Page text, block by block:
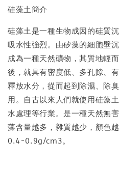
硅藻土簡介
硅藻土是一種生物成因的硅質
吸水性強烈。由矽藻的細胞壁
成為一種天然礦物，其質地輕
後，就具有密度低、多孔隙、
釋放水分，從而起到除濕、除
用。自古以來人們就使用硅藻
水處理等行業。是一種天然無
藻含量越多，雜質越少，顏色
0.4-0.9g/cm3。